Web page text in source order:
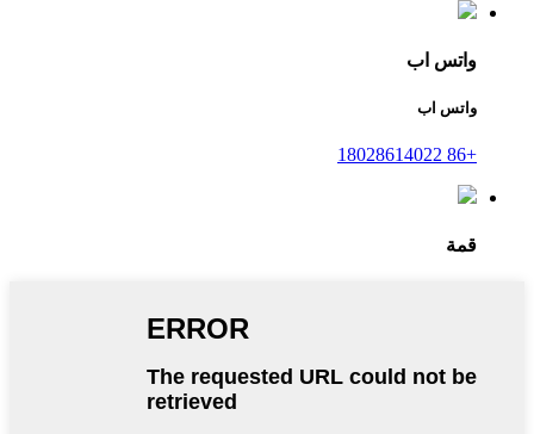
واتس اب
واتس اب
+86 18028614022
قمة